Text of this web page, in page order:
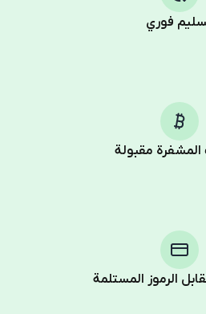
فوري
المشفرة مقبولة
الرموز المستلمة
Telegram using your card (or
You use those Stars to pay